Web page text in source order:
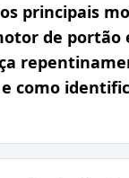
principais
de portão
como